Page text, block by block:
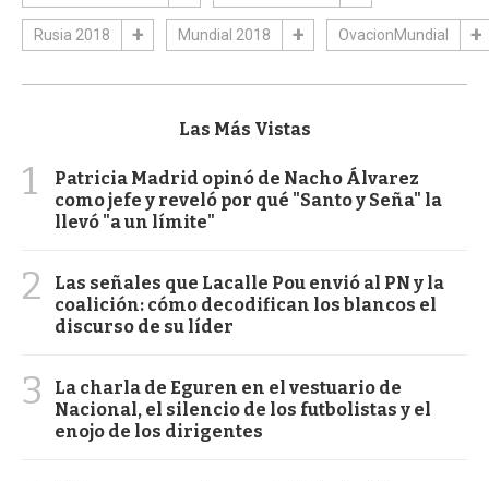
Rusia 2018 Mundial 2018 OvacionMundial
Las Más Vistas
1
Patricia Madrid opinó de Nacho Álvarez
como jefe y reveló por qué "Santo y Seña" la
llevó "a un límite"
2
Las señales que Lacalle Pou envió al PN y la
coalición: cómo decodifican los blancos el
discurso de su líder
3
La charla de Eguren en el vestuario de
Nacional, el silencio de los futbolistas y el
enojo de los dirigentes